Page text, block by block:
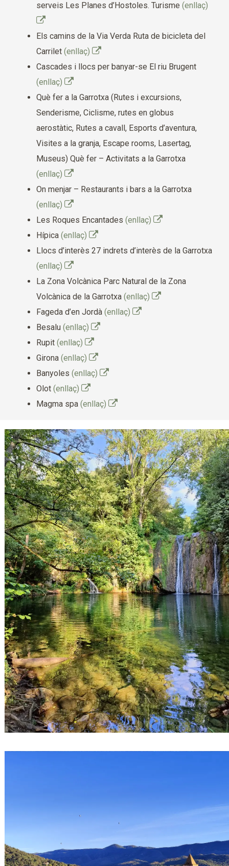
serveis Les Planes d’Hostoles. Turisme(enllaç)
Els camins de la Via Verda Ruta de bicicleta del
Carrilet(enllaç)
Cascades i llocs per banyar-se El riu Brugent
(enllaç)
Què fer a la Garrotxa (Rutes i excursions,
Senderisme, Ciclisme, rutes en globus
aerostàtic, Rutes a cavall, Esports d’aventura,
Visites a la granja, Escape rooms, Lasertag,
Museus) Què fer – Activitats a la Garrotxa
(enllaç)
On menjar – Restaurants i bars a la Garrotxa
(enllaç)
Les Roques Encantades(enllaç)
Hípica(enllaç)
Llocs d’interès 27 indrets d’interès de la Garrotxa
(enllaç)
La Zona Volcànica Parc Natural de la Zona
Volcànica de la Garrotxa(enllaç)
Fageda d’en Jordà(enllaç)
Besalu(enllaç)
Rupit(enllaç)
Girona(enllaç)
Banyoles(enllaç)
Olot(enllaç)
Magma spa(enllaç)